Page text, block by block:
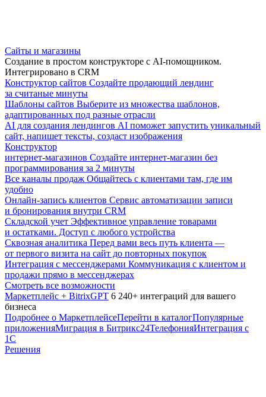
Сайты и магазины
Создание в простом конструкторе с AI-помощником.
Интегрировано в CRM
Конструктор сайтов Создайте продающий лендинг
за считаные минуты
Шаблоны сайтов Выберите из множества шаблонов,
адаптированных под разные отрасли
AI для создания лендингов AI поможет запустить уникальный
сайт, напишет тексты, создаст изображения
Конструктор
интернет-магазинов Создайте интернет-магазин без
программирования за 2 минуты
Все каналы продаж Общайтесь с клиентами там, где им
удобно
Онлайн-запись клиентов Сервис автоматизации записи
и бронирования внутри CRM
Складской учет Эффективное управление товарами
и остатками. Доступ с любого устройства
Сквозная аналитика Перед вами весь путь клиента —
от первого визита на сайт до повторных покупок
Интеграция с мессенджерами Коммуникация с клиентом и
продажи прямо в мессенджерах
Смотреть все возможности
Маркетплейс + BitrixGPT 6 240+ интеграций для вашего
бизнеса
Подробнее о МаркетплейсеПерейти в каталогПопулярные
приложенияМиграция в Битрикс24ТелефонияИнтеграция с
1С
Решения